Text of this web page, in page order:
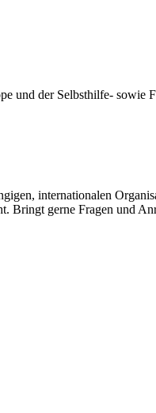
und der Selbsthilfe- sowie
internationalen
Bringt gerne Fragen und